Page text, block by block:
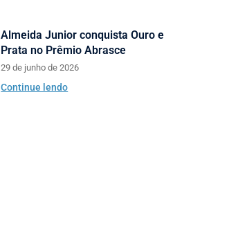
Almeida Junior conquista Ouro e
Prata no Prêmio Abrasce
29 de junho de 2026
Continue lendo